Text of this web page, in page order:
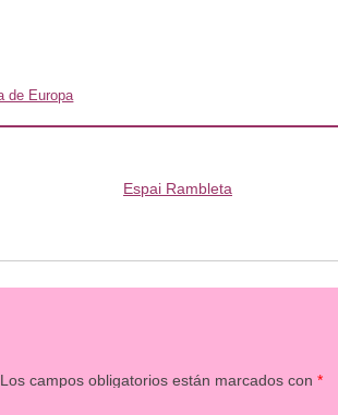
de Europa
Los campos obligatorios están marcados con*